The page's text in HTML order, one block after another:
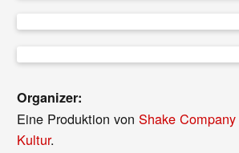
Organizer:
Eine Produktion vonShake Company
Kultur.